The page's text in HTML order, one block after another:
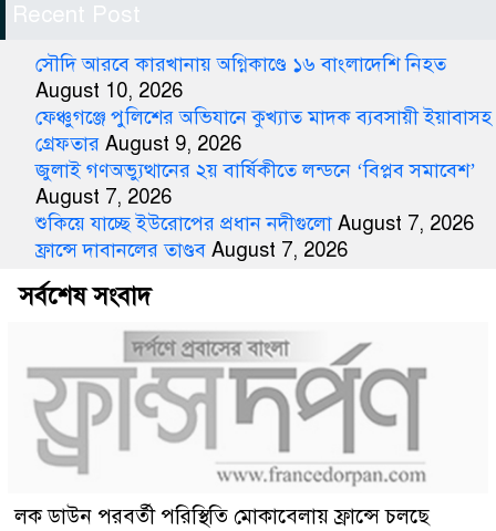
Recent Post
সৌদি আরবে কারখানায় অগ্নিকাণ্ডে ১৬ বাংলাদেশি নিহত
August 10, 2026
ফেঞ্চুগঞ্জে পুলিশের অভিযানে কুখ্যাত মাদক ব্যবসায়ী ইয়াবাসহ
গ্রেফতার August 9, 2026
জুলাই গণঅভ্যুত্থানের ২য় বার্ষিকীতে লন্ডনে ‘বিপ্লব সমাবেশ’
August 7, 2026
শুকিয়ে যাচ্ছে ইউরোপের প্রধান নদীগুলো August 7, 2026
ফ্রান্সে দাবানলের তাণ্ডব August 7, 2026
সর্বশেষ সংবাদ
লক ডাউন পরবর্তী পরিস্থিতি মোকাবেলায় ফ্রান্সে চলছে